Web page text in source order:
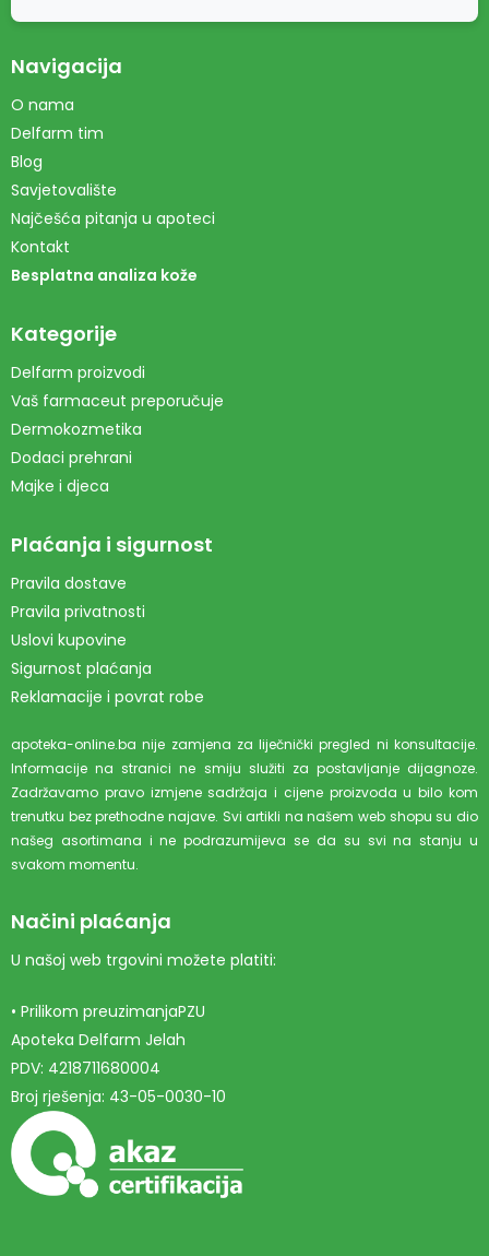
Navigacija
O nama
Delfarm tim
Blog
Savjetovalište
Najčešća pitanja u apoteci
Kontakt
Besplatna analiza kože
Kategorije
Delfarm proizvodi
Vaš farmaceut preporučuje
Dermokozmetika
Dodaci prehrani
Majke i djeca
Plaćanja i sigurnost
Pravila dostave
Pravila privatnosti
Uslovi kupovine
Sigurnost plaćanja
Reklamacije i povrat robe
apoteka-online.ba nije zamjena za liječnički pregled ni konsultacije.
Informacije na stranici ne smiju služiti za postavljanje dijagnoze.
Zadržavamo pravo izmjene sadržaja i cijene proizvoda u bilo kom
trenutku bez prethodne najave. Svi artikli na našem web shopu su dio
našeg asortimana i ne podrazumijeva se da su svi na stanju u
svakom momentu.
Načini plaćanja
U našoj web trgovini možete platiti:
• Prilikom preuzimanjaPZU
Apoteka Delfarm Jelah
PDV: 4218711680004
Broj rješenja: 43-05-0030-10